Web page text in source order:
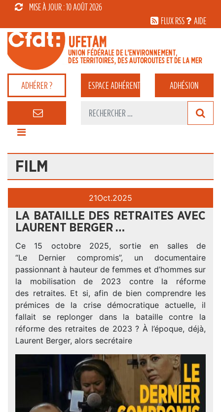
MISE À JOUR : 10 AOÛT 2026
FLUX RSS
AIDE
ADHÉRER ? ESPACEADHÉRENT ADHÉSION
FILM
21Oct.2025
LA BATAILLE DES RETRAITES AVEC
LAURENT BERGER …
Ce 15 octobre 2025, sortie en salles de
“Le Dernier compromis”, un documentaire
passionnant à hauteur de femmes et d’hommes sur
la mobilisation de 2023 contre la réforme
des retraites. Et si, afin de bien comprendre les
prémices de la crise démocratique actuelle, il
fallait se replonger dans la bataille contre la
réforme des retraites de 2023 ? À l’époque, déjà,
Laurent Berger, alors secrétaire